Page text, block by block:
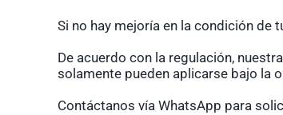
Si no hay mejoría en la condición de
De acuerdo con la regulación,
solamente pueden aplicarse bajo la
Contáctanos vía WhatsApp para